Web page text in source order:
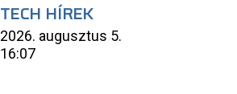
TECH HÍREK
2026. augusztus 5.
16:07